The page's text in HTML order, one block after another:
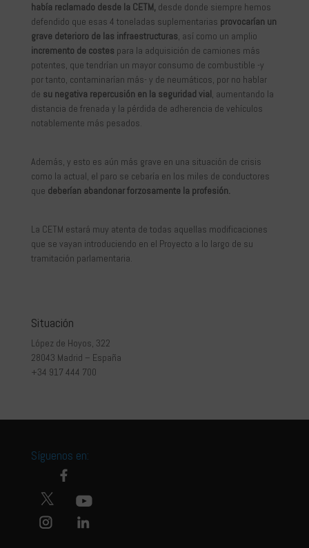
había reclamado desde la CETM, desde donde siempre hemos
defendido que esas 4 toneladas suplementarias provocarían un
grave deterioro de las infraestructuras, así como un amplio
incremento de costes para la adquisición de camiones más
potentes, que tendrían un mayor consumo de combustible -y
por tanto, contaminarían más- y de neumáticos, por no hablar
de su negativa repercusión en la seguridad vial, aumentando la
distancia de frenada y la pérdida de adherencia de vehículos
notablemente más pesados.
Además, y esto es aún más grave en una situación de crisis
como la actual, el paro se cebaría en los miles de conductores
que deberían abandonar forzosamente la profesión.
La CETM estará muy atenta de todas aquellas modificaciones
que se vayan introduciendo en el Proyecto a lo largo de su
tramitación parlamentaria.
Situación
López de Hoyos, 322
28043 Madrid – España
+34 917 444 700
Síguenos en: